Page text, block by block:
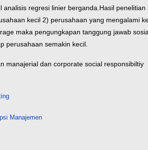
analisis regresi linier berganda.Hasil
kecil 2) perusahaan yang mengalami
maka pengungkapan tanggung jawab
perusahaan semakin kecil.
manajerial dan corporate social responsibiltiy
Manajemen